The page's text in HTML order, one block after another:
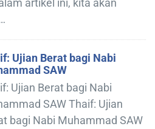
artikel ini, kita akan
Ujian Berat bagi Nabi
SAW
Ujian Berat bagi Nabi
SAW Thaif: Ujian
bagi Nabi Muhammad SAW